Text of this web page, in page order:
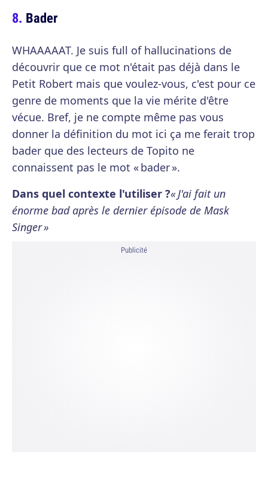
Bader
WHAAAAAT. Je suis full of hallucinations de
découvrir que ce mot n'était pas déjà dans le
Petit Robert mais que voulez-vous, c'est pour ce
genre de moments que la vie mérite d'être
vécue. Bref, je ne compte même pas vous
donner la définition du mot ici ça me ferait trop
bader que des lecteurs de Topito ne
connaissent pas le mot « bader ».
Dans quel contexte l'utiliser ?« J'ai fait un
énorme bad après le dernier épisode de Mask
Singer »
Publicité